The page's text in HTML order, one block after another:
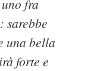
fra
sarebbe
una bella
forte e